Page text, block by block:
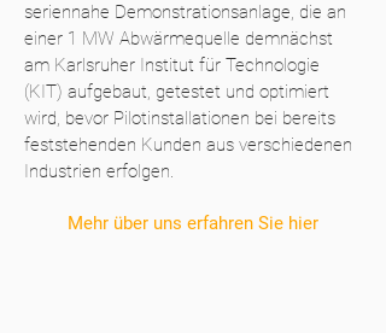
seriennahe Demonstrationsanlage, die an
einer 1 MW Abwärmequelle demnächst
am Karlsruher Institut für Technologie
(KIT) aufgebaut, getestet und optimiert
wird, bevor Pilotinstallationen bei bereits
feststehenden Kunden aus verschiedenen
Industrien erfolgen.
Mehr über uns erfahren Sie hier